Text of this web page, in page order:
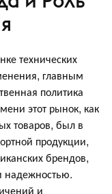
технических
главным
политика
этот рынок, как
товаров, был в
продукции,
брендов,
надежностью.
и